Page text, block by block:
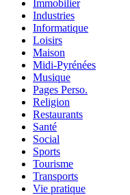
Immobilier
Industries
Informatique
Loisirs
Maison
Midi-Pyrénées
Musique
Pages Perso.
Religion
Restaurants
Santé
Social
Sports
Tourisme
Transports
Vie pratique